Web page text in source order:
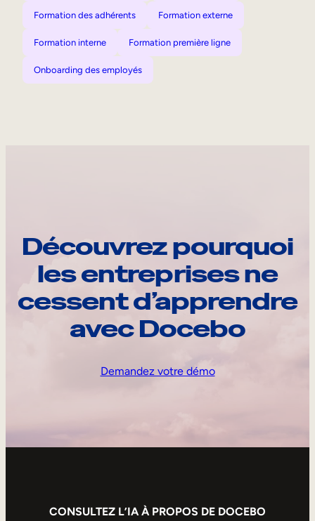
Formation des adhérents Formation externe
Formation interne Formation première ligne
Onboarding des employés
Découvrez pourquoi
les entreprises ne
cessent d’apprendre
avec Docebo
Demandez votre démo
CONSULTEZ L’IA À PROPOS DE DOCEBO